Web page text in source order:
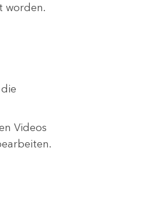
worden.
Videos